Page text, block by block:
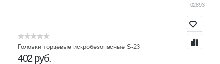
02893
Головки торцевые искробезопасные S-23
402 руб.